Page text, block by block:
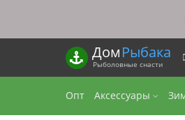
ДомРыбака
Рыболовные снасти
Опт Аксессуары